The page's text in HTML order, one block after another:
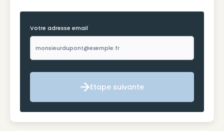
Votre adresse email*
Etape suivante
Etape suivante